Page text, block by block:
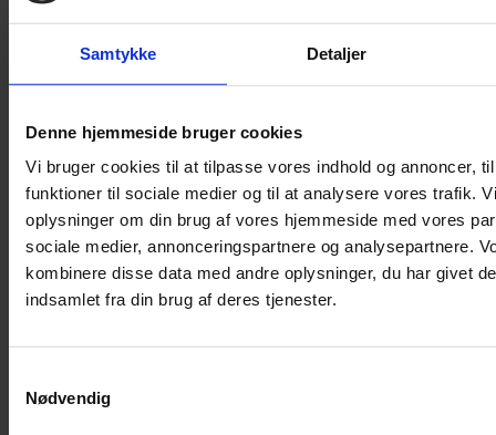
Samtykke Detaljer
Denne hjemmeside bruger cookies
Vi bruger cookies til at tilpasse vores indhold og annoncer,
funktioner til sociale medier og til at analysere vores trafik.
oplysninger om din brug af vores hjemmeside med vores
sociale medier, annonceringspartnere og analysepartnere.
kombinere disse data med andre oplysninger, du har givet
indsamlet fra din brug af deres tjenester.
Nødvendig
Bure
Hamsterbur
Kaninbur
Rottebur
Marsvinebur
Overdækning løbegård